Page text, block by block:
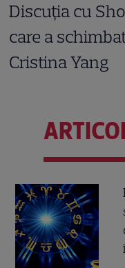
Discuția cu
care a
Cristina Yang